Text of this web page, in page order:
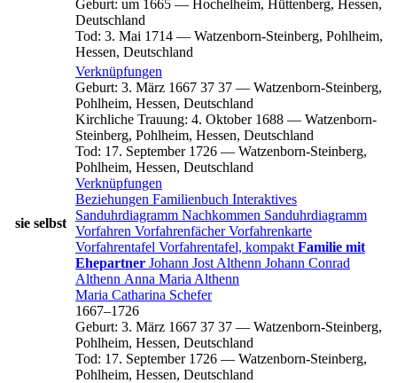
Geburt: um 1665 — Hochelheim, Hüttenberg, Hessen,
Deutschland
Tod: 3. Mai 1714 — Watzenborn-Steinberg, Pohlheim,
Hessen, Deutschland
sie selbst
Verknüpfungen
Geburt: 3. März 1667 37 37 — Watzenborn-Steinberg,
Pohlheim, Hessen, Deutschland
Kirchliche Trauung: 4. Oktober 1688 — Watzenborn-
Steinberg, Pohlheim, Hessen, Deutschland
Tod: 17. September 1726 — Watzenborn-Steinberg,
Pohlheim, Hessen, Deutschland
Verknüpfungen
Beziehungen Familienbuch Interaktives
Sanduhrdiagramm Nachkommen Sanduhrdiagramm
Vorfahren VorfahrenfächerVorfahrenkarte
Vorfahrentafel Vorfahrentafel, kompakt Familie mit
Ehepartner Johann Jost Althenn Johann Conrad
Althenn Anna Maria Althenn
Maria Catharina Schefer
1667–1726
Geburt: 3. März 1667 37 37 — Watzenborn-Steinberg,
Pohlheim, Hessen, Deutschland
Tod: 17. September 1726 — Watzenborn-Steinberg,
Pohlheim, Hessen, Deutschland